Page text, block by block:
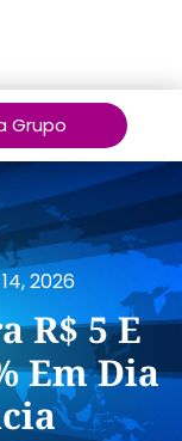
Grupo
2026
R$ 5 E
Em Dia